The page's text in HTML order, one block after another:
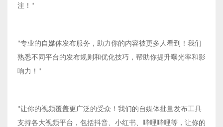
注！"
"专业的自媒体发布服务，助力你的内容被更多人看到！我们
熟悉不同平台的发布规则和优化技巧，帮助你提升曝光率和影
响力！"
"让你的视频覆盖更广泛的受众！我们的自媒体批量发布工具
支持各大视频平台，包括抖音、小红书、哔哩哔哩等，让你的